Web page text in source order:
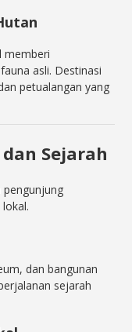
memberi
asli. Destinasi
petualangan yang
Sejarah
pengunjung
dan bangunan
sejarah